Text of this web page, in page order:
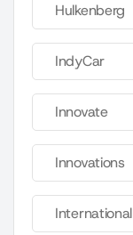
Hulkenberg
IndyCar
Innovate
Innovations
International